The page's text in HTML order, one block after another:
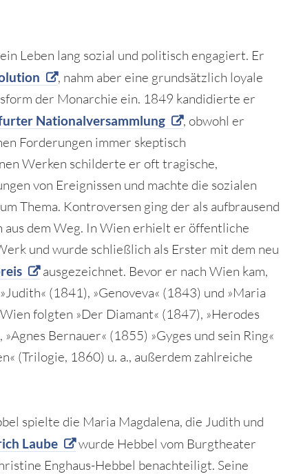
Leben lang sozial und politisch engagiert. Er
, nahm aber eine grundsätzlich loyale
der Monarchie ein. 1849 kandidierte er
Nationalversammlung
, obwohl er
Forderungen immer skeptisch
Werken schilderte er oft tragische,
von Ereignissen und machte die sozialen
Thema. Kontroversen ging der als aufbrausend
aus dem Weg. In Wien erhielt er öffentliche
und wurde schließlich als Erster mit dem neu
ausgezeichnet. Bevor er nach Wien kam,
(1841), »Genoveva« (1843) und »Maria
folgten »Der Diamant« (1847), »Herodes
Bernauer« (1855) »Gyges und sein Ring«
(Trilogie, 1860) u. a., außerdem zahlreiche
spielte die Maria Magdalena, die Judith und
Laube
wurde Hebbel vom Burgtheater
Enghaus-Hebbel benachteiligt. Seine